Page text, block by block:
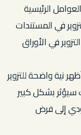
الرئيسية
في المستندات
في الأوراق
نية واضحة للتزوير
سيؤثر بشكل كبير
إلى فرض